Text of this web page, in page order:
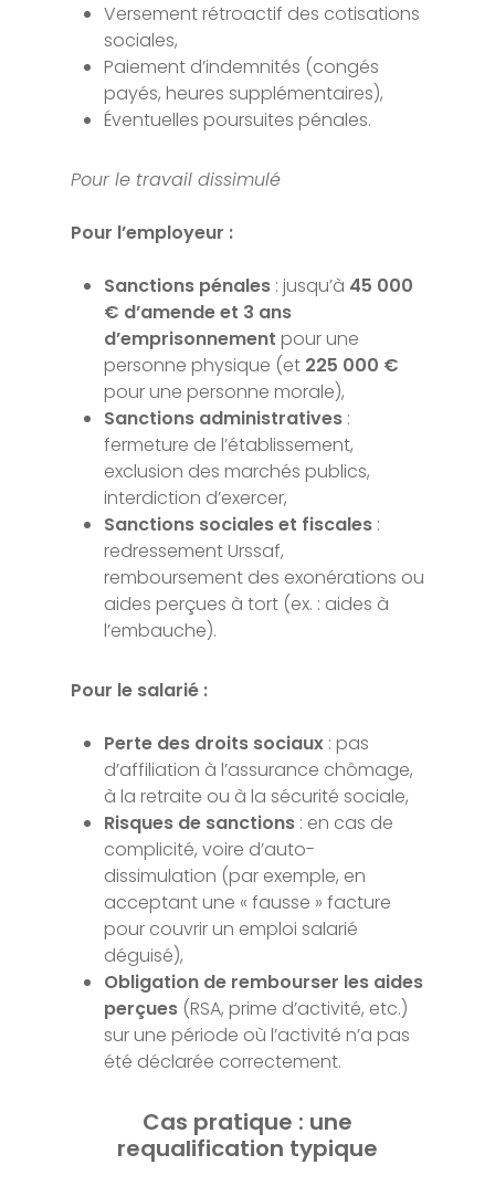
Versement rétroactif des cotisations
sociales,
Paiement d’indemnités (congés
payés, heures supplémentaires),
Éventuelles poursuites pénales.
Pour le travail dissimulé
Pour l’employeur :
Sanctions pénales : jusqu’à 45 000
€ d’amende et 3 ans
d’emprisonnement pour une
personne physique (et 225 000 €
pour une personne morale),
Sanctions administratives :
fermeture de l’établissement,
exclusion des marchés publics,
interdiction d’exercer,
Sanctions sociales et fiscales :
redressement Urssaf,
remboursement des exonérations ou
aides perçues à tort (ex. : aides à
l’embauche).
Pour le salarié :
Perte des droits sociaux : pas
d’affiliation à l’assurance chômage,
à la retraite ou à la sécurité sociale,
Risques de sanctions : en cas de
complicité, voire d’auto-
dissimulation (par exemple, en
acceptant une « fausse » facture
pour couvrir un emploi salarié
déguisé),
Obligation de rembourser les aides
perçues (RSA, prime d’activité, etc.)
sur une période où l’activité n’a pas
été déclarée correctement.
Cas pratique : une
requalification typique